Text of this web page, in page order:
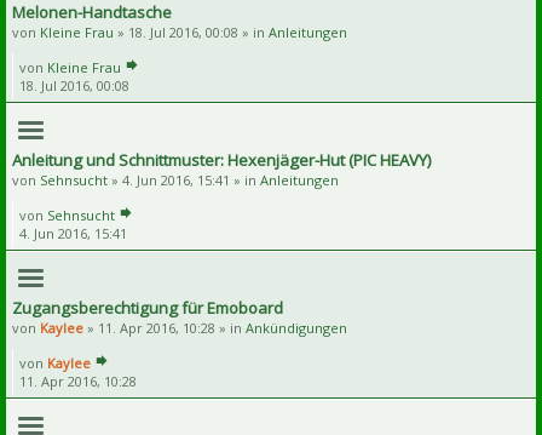
Melonen-Handtasche
von Kleine Frau » 18. Jul 2016, 00:08 » in Anleitungen
von Kleine Frau
18. Jul 2016, 00:08
Anleitung und Schnittmuster: Hexenjäger-Hut (PIC HEAVY)
von Sehnsucht » 4. Jun 2016, 15:41 » in Anleitungen
von Sehnsucht
4. Jun 2016, 15:41
Zugangsberechtigung für Emoboard
von Kaylee » 11. Apr 2016, 10:28 » in Ankündigungen
von Kaylee
11. Apr 2016, 10:28